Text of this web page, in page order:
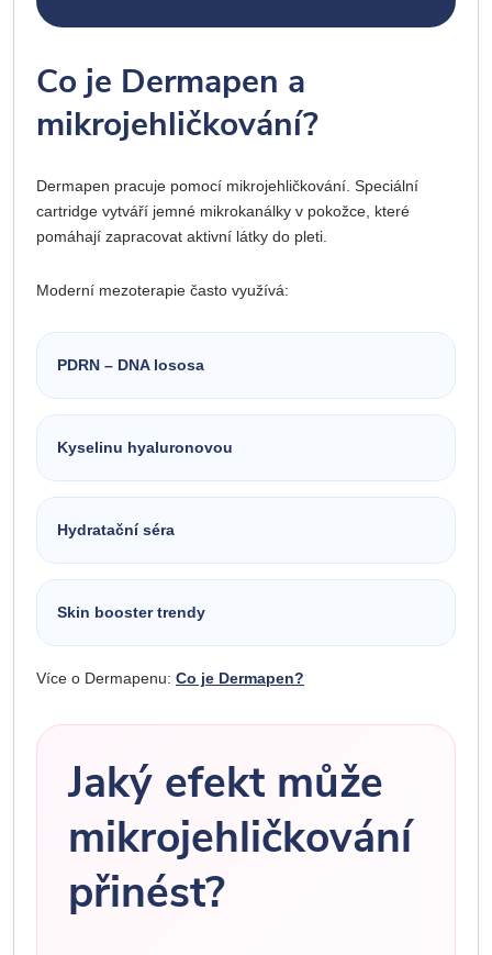
Co je Dermapen a
mikrojehličkování?
Dermapen pracuje pomocí mikrojehličkování. Speciální
cartridge vytváří jemné mikrokanálky v pokožce, které
pomáhají zapracovat aktivní látky do pleti.
Moderní mezoterapie často využívá:
PDRN – DNA lososa
Kyselinu hyaluronovou
Hydratační séra
Skin booster trendy
Více o Dermapenu: Co je Dermapen?
Jaký efekt může
mikrojehličkování
přinést?